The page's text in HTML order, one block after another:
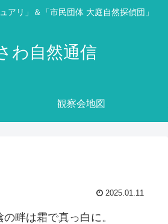
アリ」＆「市民団体 大庭自然探偵団」
わ自然通信
観察会地図
2025.01.11
畔は霜で真っ白に。